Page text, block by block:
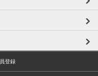
登録